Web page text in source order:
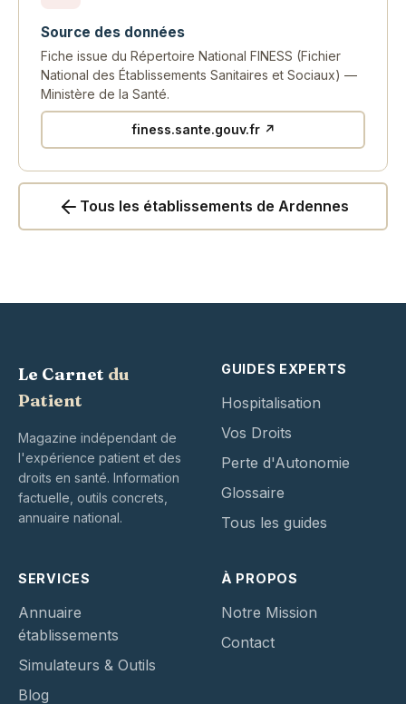
Source des données
Fiche issue du Répertoire National FINESS (Fichier
National des Établissements Sanitaires et Sociaux) —
Ministère de la Santé.
finess.sante.gouv.fr ↗
Tous les établissements de Ardennes
Le Carnet du
Patient
Magazine indépendant de
l'expérience patient et des
droits en santé. Information
factuelle, outils concrets,
annuaire national.
GUIDES EXPERTS
Hospitalisation
Vos Droits
Perte d'Autonomie
Glossaire
Tous les guides
SERVICES
Annuaire
établissements
Simulateurs & Outils
Blog
À PROPOS
Notre Mission
Contact